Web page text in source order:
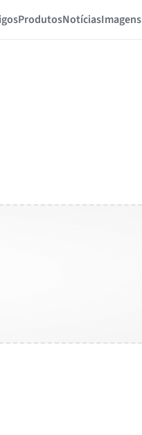
ProdutosNotíciasImagens